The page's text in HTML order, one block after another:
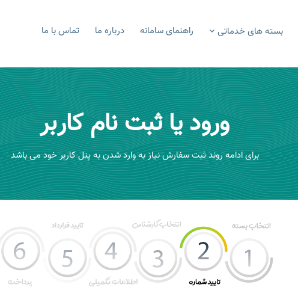
بسته های خدماتی راهنمای سامانه درباره ما تماس با ما
ورود یا ثبت نام کاربر
برای ادامه روند ثبت سفارش نیاز به وارد شدن به پنل کاربر خود می باشد